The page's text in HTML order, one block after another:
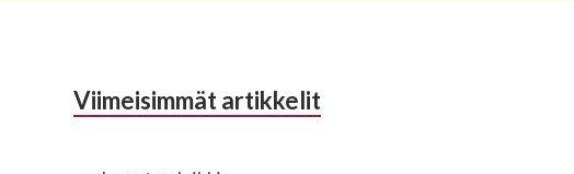
Alapalkin
Viimeisimmät artikkelit